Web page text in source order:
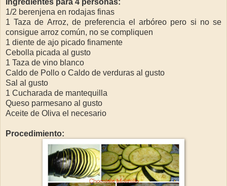
Ingredientes para 4 personas:
1/2 berenjena en rodajas finas
1 Taza de Arroz, de preferencia el arbóreo pero si no se
consigue arroz común, no se compliquen
1 diente de ajo picado finamente
Cebolla picada al gusto
1 Taza de vino blanco
Caldo de Pollo o Caldo de verduras al gusto
Sal al gusto
1 Cucharada de mantequilla
Queso parmesano al gusto
Aceite de Oliva el necesario
Procedimiento: